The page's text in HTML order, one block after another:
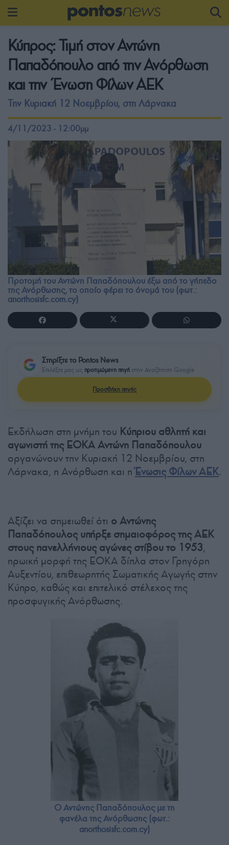
Κύπρος: Τιμή στον Αντώνη
Παπαδόπουλο από την Ανόρθωση
και την Ένωση Φίλων ΑΕΚ
Την Κυριακή 12 Νοεμβρίου, στη Λάρνακα
4/11/2023 - 12:00μμ
Προτομή του Αντώνη Παπαδόπουλου έξω από το γήπεδο
της Ανόρθωσης, το οποίο φέρει το όνομά του (φωτ.:
anorthosisfc.com.cy)
Στηρίξτε το Pontos News
Επιλέξτε μας ως προτιμώμενη πηγή στην Αναζήτηση Google
Προσθήκη πηγής
Εκδήλωση στη μνήμη του Κύπριου αθλητή και
αγωνιστή της ΕΟΚΑΑντώνη Παπαδόπουλου
οργανώνουν την Κυριακή 12 Νοεμβρίου, στη
Λάρνακα, η Ανόρθωση και ηΈνωσις Φίλων ΑΕΚ.
Αξίζει να σημειωθεί ότι ο Αντώνης
Παπαδόπουλος υπήρξε σημαιοφόρος της ΑΕΚ
στους πανελλήνιους αγώνες στίβου το 1953,
ηρωική μορφή της ΕΟΚΑ δίπλα στον Γρηγόρη
Αυξεντίου, επιθεωρητής Σωματικής Αγωγής στην
Κύπρο, καθώς και επιτελικό στέλεχος της
προσφυγικής Ανόρθωσης.
Ο Αντώνης Παπαδόπουλος με τη
φανέλα της Ανόρθωσης (φωτ.:
anorthosisfc.com.cy)